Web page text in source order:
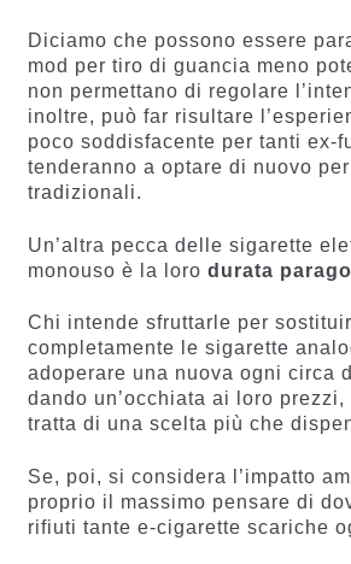
Diciamo che possono essere
mod per tiro di guancia meno
non permettano di regolare
inoltre, può far risultare
poco soddisfacente per tanti ex-
tenderanno a optare di nuovo
tradizionali.
Un’altra pecca delle sigarette
monouso è la loro durata
Chi intende sfruttarle per
completamente le sigarette
adoperare una nuova ogni circa
dando un’occhiata ai loro
tratta di una scelta più che
Se, poi, si considera l’impatto
proprio il massimo pensare di
rifiuti tante e-cigarette scariche